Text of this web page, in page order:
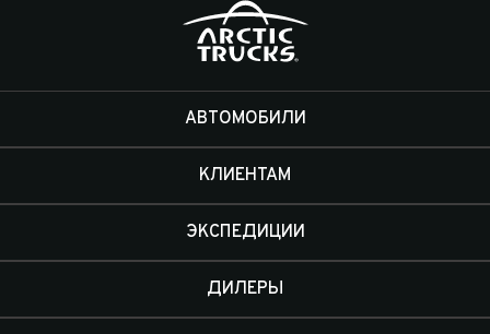
АВТОМОБИЛИ
КЛИЕНТАМ
ЭКСПЕДИЦИИ
ДИЛЕРЫ